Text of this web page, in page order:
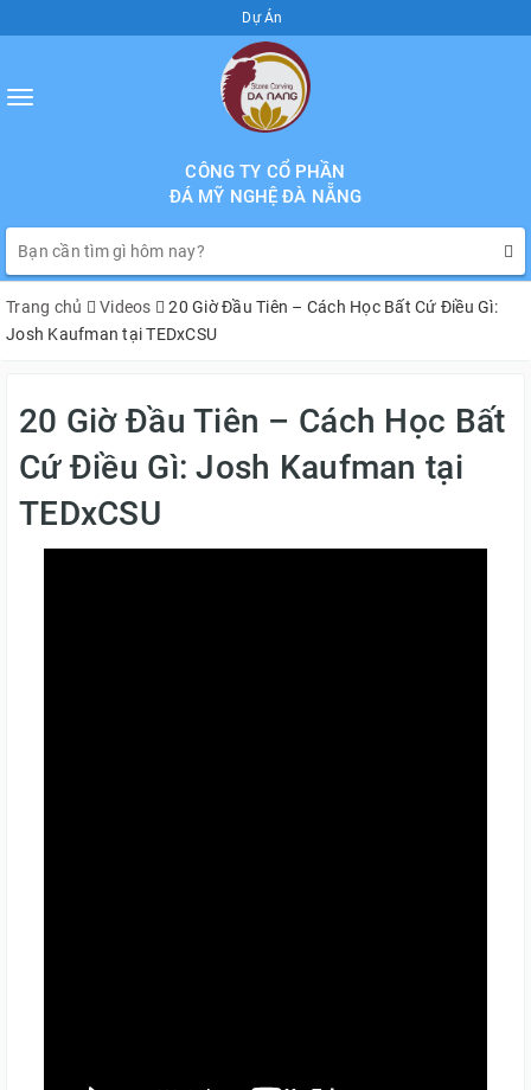
Dự Án
Toggle
CÔNG TY CỔ PHẦN
ĐÁ MỸ NGHỆ ĐÀ NẴNG
Trang chủ Videos
20 Giờ Đầu Tiên – Cách Học Bất Cứ Điều Gì:
Josh Kaufman tại TEDxCSU
20 Giờ Đầu Tiên – Cách Học Bất
Cứ Điều Gì: Josh Kaufman tại
TEDxCSU